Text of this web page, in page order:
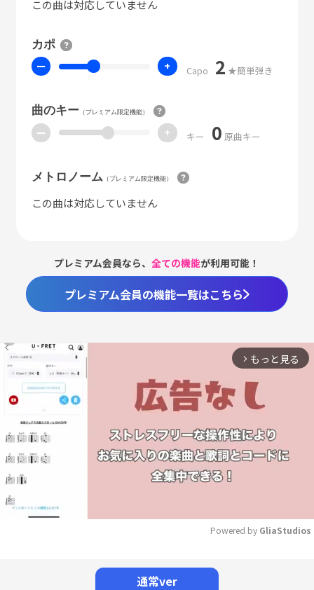
この曲は対応していません
カポ
ー + Capo 2 ★簡単弾き
曲のキー（プレミアム限定機能）
ー + キー 0 原曲キー
メトロノーム （プレミアム限定機能）
この曲は対応していません
プレミアム会員なら、全ての機能が利用可能！
プレミアム会員の機能一覧はこちら
arrow_forward_ios もっと見る
Powered by GliaStudios
通常ver